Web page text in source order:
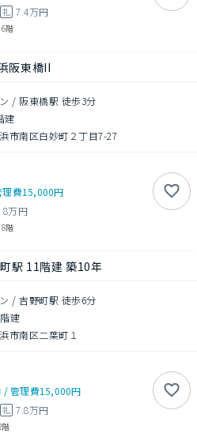
礼 7.4万円
6階
阪東橋II
/ 阪東橋駅 徒歩3分
建
市南区白妙町２丁目7-27
理費15,000円
8万円
8階
駅 11階建 築10年
/ 吉野町駅 徒歩6分
建
市南区二葉町１
/管理費15,000円
礼 7.8万円
階